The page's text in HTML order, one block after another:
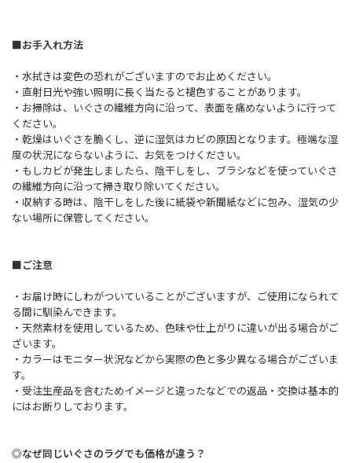
■お手入れ方法
・水拭きは変色の恐れがございますのでお止めください。
・直射日光や強い照明に長く当たると褪色することがあります。
・お掃除は、いぐさの繊維方向に沿って、表面を痛めないように行って
ください。
・乾燥はいぐさを脆くし、逆に湿気はカビの原因となります。極端な湿
度の状況にならないように、お気をつけください。
・もしカビが発生しましたら、陰干しをし、ブラシなどを使っていぐさ
の繊維方向に沿って掃き取り除いてください。
・収納する時は、陰干しをした後に紙袋や新聞紙などに包み、湿気の少
ない場所に保管してください。
■ご注意
・お届け時にしわがついていることがございますが、ご使用になられて
る間に馴染んできます。
・天然素材を使用しているため、色味や仕上がりに違いが出る場合がご
ざいます。
・カラーはモニター状況などから実際の色と多少異なる場合がございま
す。
・受注生産品を含むためイメージと違ったなどでの返品・交換は基本的
にはお断りしております。
◎なぜ同じいぐさのラグでも価格が違う？